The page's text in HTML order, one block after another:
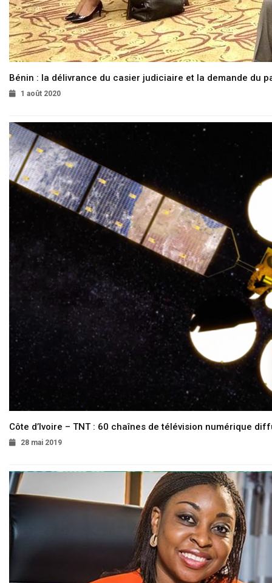
Bénin : la délivrance du casier judiciaire et la demande du
1 août 2020
Côte d’Ivoire – TNT : 60 chaînes de télévision numérique
28 mai 2019